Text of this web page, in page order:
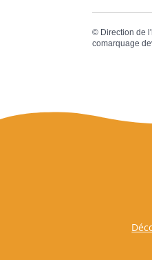
© Direction de
comarquage